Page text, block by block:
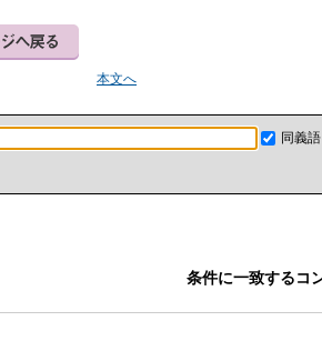
本文へ
同義
条件に一致するコ